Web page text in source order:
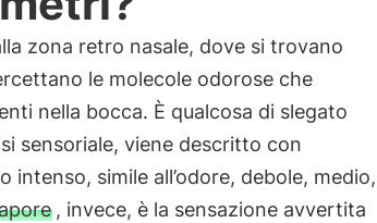
zona retro nasale, dove si trovano
le molecole odorose che
nella bocca. È qualcosa di slegato
sensoriale, viene descritto con
simile all’odore, debole, medio,
, invece, è la sensazione avvertita